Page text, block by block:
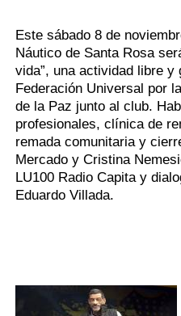
Este sábado 8 de
Náutico de Santa Rosa
vida”, una actividad libre
Federación Universal por
de la Paz junto al club.
profesionales, clínica de
remada comunitaria y
Mercado y Cristina
LU100 Radio Capita y
Eduardo Villada.